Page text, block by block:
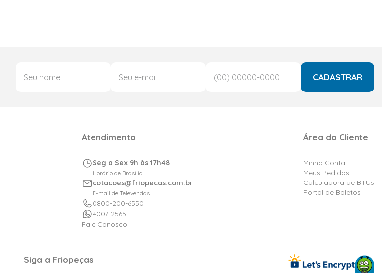
CADASTRAR
Atendimento
Seg a Sex 9h às 17h48
Horário de Brasília
cotacoes@friopecas.com.br
E-mail de Televendas
0800-200-6550
4007-2565
Fale Conosco
Área do Cliente
Minha Conta
Meus Pedidos
Calculadora de BTUs
Portal de Boletos
Siga a Friopeças